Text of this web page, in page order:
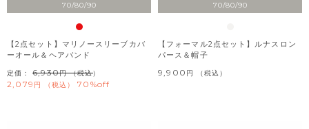
70/80/90
【2点セット】マリノースリーブカバ
ーオール＆ヘアバンド
定価： 6,930 （税込）
2,079 税込 70%off
70/80/90
【フォーマル2点セット】ルナスロン
パース＆帽子
9,900 税込